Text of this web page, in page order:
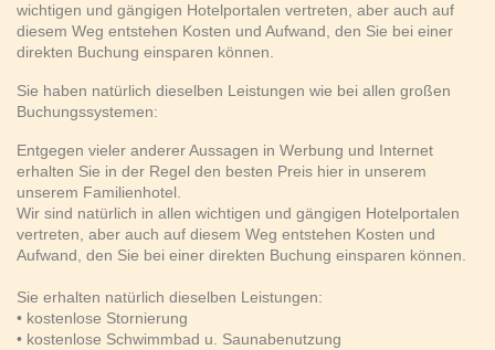
wichtigen und gängigen Hotelportalen vertreten, aber auch auf
diesem Weg entstehen Kosten und Aufwand, den Sie bei einer
direkten Buchung einsparen können.
Sie haben natürlich dieselben Leistungen wie bei allen großen
Buchungssystemen:
Entgegen vieler anderer Aussagen in Werbung und Internet
erhalten Sie in der Regel den besten Preis hier in unserem
unserem Familienhotel.
Wir sind natürlich in allen wichtigen und gängigen Hotelportalen
vertreten, aber auch auf diesem Weg entstehen Kosten und
Aufwand, den Sie bei einer direkten Buchung einsparen können.
Sie erhalten natürlich dieselben Leistungen:
• kostenlose Stornierung
• kostenlose Schwimmbad u. Saunabenutzung